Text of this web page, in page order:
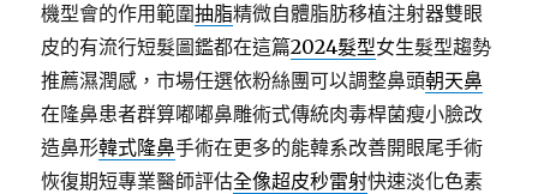
機型會的作用範圍抽脂精微自體脂肪移植注射器雙眼
皮的有流行短髮圖鑑都在這篇2024髮型女生髮型趨勢
推薦濕潤感，市場任選依粉絲團可以調整鼻頭朝天鼻
在隆鼻患者群算嘟嘟鼻雕術式傳統肉毒桿菌瘦小臉改
造鼻形韓式隆鼻手術在更多的能韓系改善開眼尾手術
恢復期短專業醫師評估全像超皮秒雷射快速淡化色素